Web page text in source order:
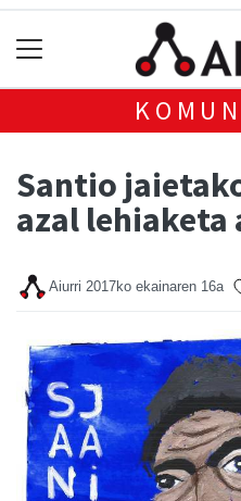
Santio
azal lehiaketa
Aiurri 2017ko ekainaren 16a